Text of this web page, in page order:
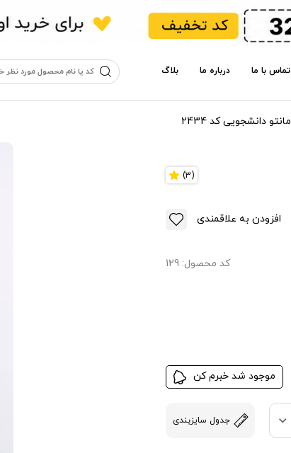
تماس با ما درباره ما بلاگ
مانتو دانشجویی کد 2434
(3)
افزودن به علاقمندی
کد محصول: 129
موجود شد خبرم کن
جدول سایزبندی